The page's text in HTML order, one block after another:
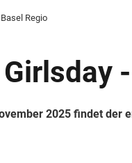
Regio
Girlsday
2025 findet der